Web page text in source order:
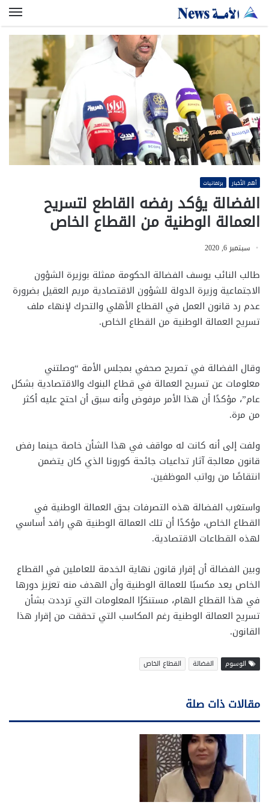
أهم الأخبار برلمانيات
الفضالة يؤكد رفضه القاطع لتسريح
العمالة الوطنية من القطاع الخاص
سبتمبر 6, 2020
طالب النائب يوسف الفضالة الحكومة ممثلة بوزيرة الشؤون
الاجتماعية وزيرة الدولة للشؤون الاقتصادية مريم العقيل بضرورة
عدم رد قانون العمل في القطاع الأهلي والتحرك لإنهاء ملف
تسريح العمالة الوطنية من القطاع الخاص.
وقال الفضالة في تصريح صحفي بمجلس الأمة “وصلتني
معلومات عن تسريح العمالة في قطاع البنوك والاقتصادية بشكل
عام”، مؤكدًا أن هذا الأمر مرفوض وأنه سبق أن احتج عليه أكثر
من مرة.
ولفت إلى أنه كانت له مواقف في هذا الشأن خاصة حينما رفض
قانون معالجة آثار تداعيات جائحة كورونا الذي كان يتضمن
انتقاصًا من رواتب الموظفين.
واستغرب الفضالة هذه التصرفات بحق العمالة الوطنية في
القطاع الخاص، مؤكدًا أن تلك العمالة الوطنية هي رافد أساسي
لهذه القطاعات الاقتصادية.
وبين الفضالة أن إقرار قانون نهاية الخدمة للعاملين في القطاع
الخاص يعد مكسبًا للعمالة الوطنية وأن الهدف منه تعزيز دورها
في هذا القطاع الهام، مستنكرًا المعلومات التي ترددت بشأن
تسريح العمالة الوطنية رغم المكاسب التي تحققت من إقرار هذا
القانون.
الوسوم الفضالة القطاع الخاص
مقالات ذات صلة